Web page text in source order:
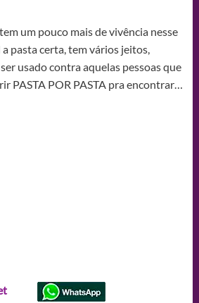
um pouco mais de vivência nesse
pasta certa, tem vários jeitos,
usado contra aquelas pessoas que
PASTA POR PASTA pra encontrar…